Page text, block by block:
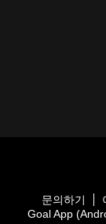
문의하기
Goal App